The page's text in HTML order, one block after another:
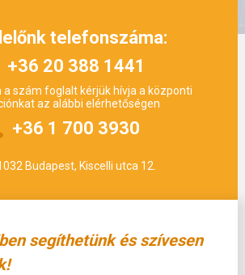
telefonszáma:
+36 20 388 1441
a szám foglalt kérjük hívja a központi
az alábbi elérhetőségen
+36 1 700 3930
Budapest, Kiscelli utca 12.
segíthetünk és szívesen